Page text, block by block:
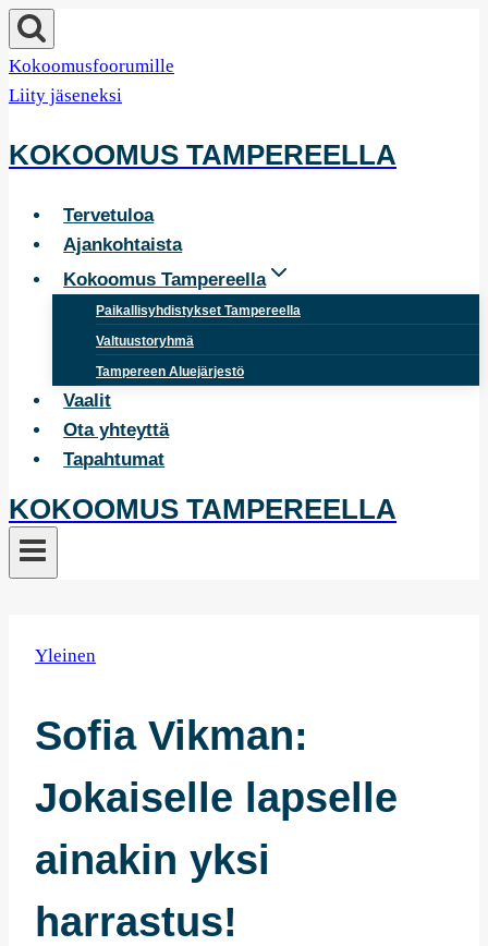
Siirry
sisältöön
Kokoomusfoorumille
Liity jäseneksi
KOKOOMUS TAMPEREELLA
Tervetuloa
Ajankohtaista
Kokoomus Tampereella
Paikallisyhdistykset Tampereella
Valtuustoryhmä
Tampereen Aluejärjestö
Vaalit
Ota yhteyttä
Tapahtumat
KOKOOMUS TAMPEREELLA
Yleinen
Sofia Vikman:
Jokaiselle lapselle
ainakin yksi
harrastus!